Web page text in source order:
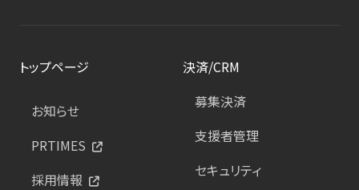
トップページ
お知らせ
PRTIMES
採用情報
決済/CRM
募集決済
支援者管理
セキュリティ